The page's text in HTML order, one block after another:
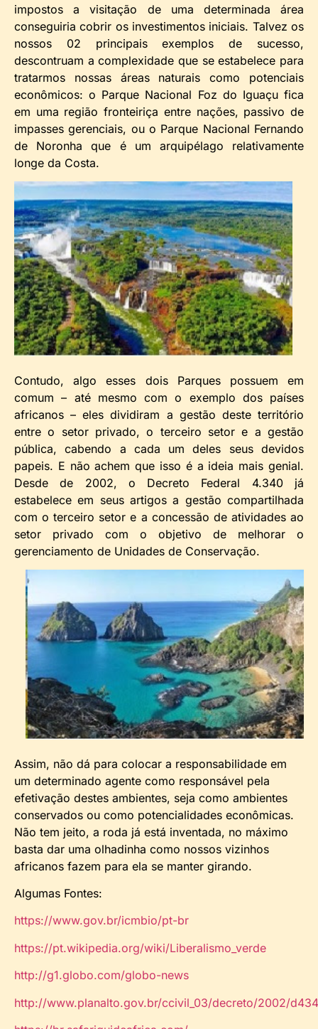
impostos a visitação de uma determinada área
conseguiria cobrir os investimentos iniciais. Talvez os
nossos 02 principais exemplos de sucesso,
descontruam a complexidade que se estabelece para
tratarmos nossas áreas naturais como potenciais
econômicos: o Parque Nacional Foz do Iguaçu fica
em uma região fronteiriça entre nações, passivo de
impasses gerenciais, ou o Parque Nacional Fernando
de Noronha que é um arquipélago relativamente
longe da Costa.
Contudo, algo esses dois Parques possuem em
comum – até mesmo com o exemplo dos países
africanos – eles dividiram a gestão deste território
entre o setor privado, o terceiro setor e a gestão
pública, cabendo a cada um deles seus devidos
papeis. E não achem que isso é a ideia mais genial.
Desde de 2002, o Decreto Federal 4.340 já
estabelece em seus artigos a gestão compartilhada
com o terceiro setor e a concessão de atividades ao
setor privado com o objetivo de melhorar o
gerenciamento de Unidades de Conservação.
Assim, não dá para colocar a responsabilidade em
um determinado agente como responsável pela
efetivação destes ambientes, seja como ambientes
conservados ou como potencialidades econômicas.
Não tem jeito, a roda já está inventada, no máximo
basta dar uma olhadinha como nossos vizinhos
africanos fazem para ela se manter girando.
Algumas Fontes:
https://www.gov.br/icmbio/pt-br
https://pt.wikipedia.org/wiki/Liberalismo_verde
http://g1.globo.com/globo-news
http://www.planalto.gov.br/ccivil_03/decreto/2002/